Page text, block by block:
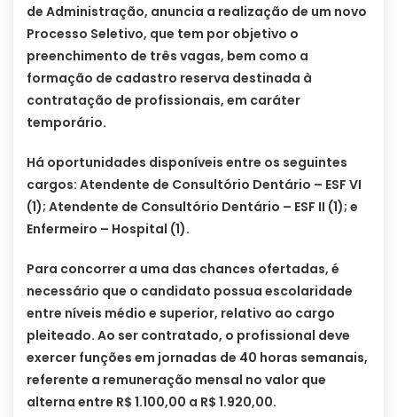
de Administração, anuncia a realização de um novo
Processo Seletivo, que tem por objetivo o
preenchimento de três vagas, bem como a
formação de cadastro reserva destinada à
contratação de profissionais, em caráter
temporário.
Há oportunidades disponíveis entre os seguintes
cargos: Atendente de Consultório Dentário – ESF VI
(1); Atendente de Consultório Dentário – ESF II (1); e
Enfermeiro – Hospital (1).
Para concorrer a uma das chances ofertadas, é
necessário que o candidato possua escolaridade
entre níveis médio e superior, relativo ao cargo
pleiteado. Ao ser contratado, o profissional deve
exercer funções em jornadas de 40 horas semanais,
referente a remuneração mensal no valor que
alterna entre R$ 1.100,00 a R$ 1.920,00.